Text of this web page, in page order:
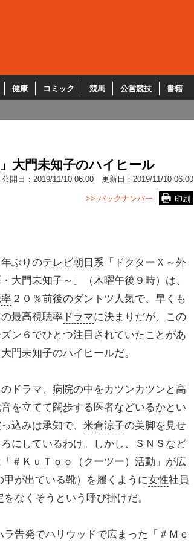
健康 コミック 競馬 公営競技 書籍
大門未知子のハイヒール
公開日： 2019/11/10 06:00 更新日： 2019/11/10 06:00
印刷
>> バックナンバー
ぶりのテレビ朝日 系「ドクターＸ～外
大門未知子～」（木曜午後９時）は、
２０％前後のダントツ人気で、早くも
最高視聴率 ドラマに決まりだが、この
ズン６でひとつ注目されていたことがあ
門未知子のハイヒールだ。
ドラマ、病院の中をカツンカツンと高
を立てて闊歩する医者などいるかとい
込みは承知で、 米倉涼子の美脚を見せ
ろにしているわけ。しかし、ＳＮＳなど
＃ＫｕＴｏｏ（クーツー）活動」が広
が出ている靴）を履くように女性社員
なくそうという呼び掛けだ。
告発でハリウッドで広まった「＃Ｍｅ